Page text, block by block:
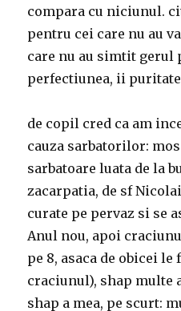
compara cu niciunul.
pentru cei care nu au
care nu au simtit gerul
perfectiunea, ii
de copil cred ca am
cauza sarbatorilor:
sarbatoare luata de la
zacarpatia, de sf
curate pe pervaz si se
Anul nou, apoi
pe 8, asaca de obicei
craciunul), shap multe
shap a mea, pe scurt: